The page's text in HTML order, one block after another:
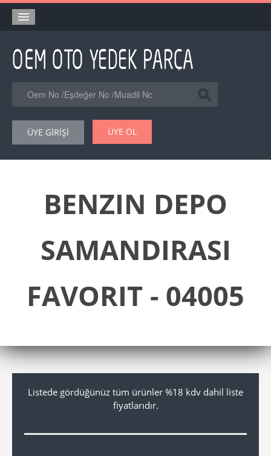
Orjinal Yedek Parça
Eşdeğer Muadil Yedek Parça
Şase Numarası VIN Yedekparça Sorgulama
Hakkımızda
ÜYE GİRİŞİ ÜYE OL
BENZIN DEPO
SAMANDIRASI
FAVORIT - 04005
Listede gördüğünüz tüm ürünler %18 kdv dahil liste
fiyatlarıdır.